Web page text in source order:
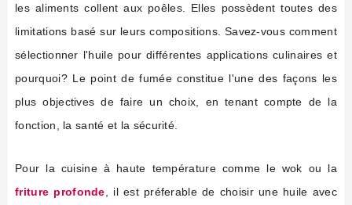
les aliments collent aux poêles. Elles possèdent toutes des
limitations basé sur leurs compositions. Savez-vous comment
sélectionner l'huile pour différentes applications culinaires et
pourquoi? Le point de fumée constitue l'une des façons les
plus objectives de faire un choix, en tenant compte de la
fonction, la santé et la sécurité.
Pour la cuisine à haute température comme le wok ou la
friture profonde , il est préferable de choisir une huile avec